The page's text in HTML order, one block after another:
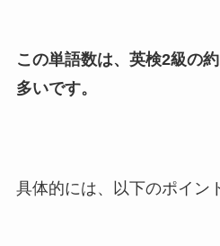
この単語数は、英検2級の
多いです。
具体的には、以下のポイン